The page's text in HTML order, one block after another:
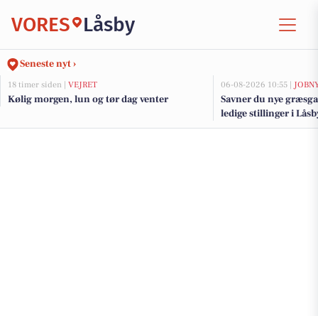
VORES Låsby
Seneste nyt ›
18 timer siden | VEJRET
Kølig morgen, lun og tør dag venter
06-08-2026 10:55 |
Savner du nye
ledige stillinger i